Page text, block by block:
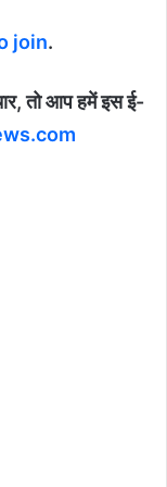
join.
तो आप हमें इस ई-